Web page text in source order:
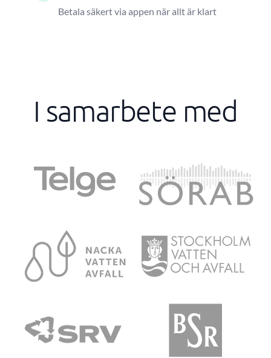
Betala säkert via appen när allt är klart
I samarbete med